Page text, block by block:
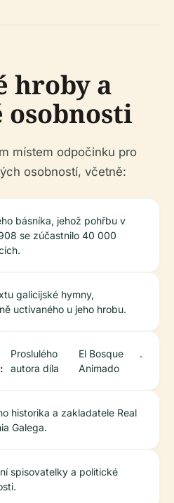
hroby a
místem odpočinku pro
osobností, včetně:
básníka, jehož pohřbu v
se zúčastnilo 40 000
galicijské hymny,
uctívaného u jeho hrobu.
Proslulého
autora díla
El Bosque
Animado
.
historika a zakladatele Real
Galega.
spisovatelky a politické